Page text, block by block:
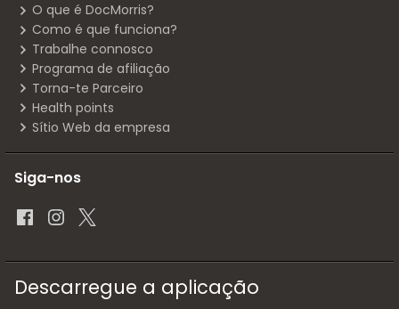
O que é DocMorris?
Como é que funciona?
Trabalhe connosco
Programa de afiliação
Torna-te Parceiro
Health points
Sítio Web da empresa
Siga-nos
Descarregue a aplicação